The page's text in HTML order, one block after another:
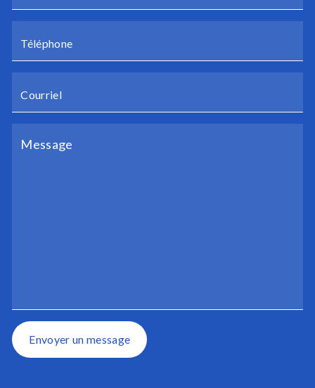
Envoyer un message